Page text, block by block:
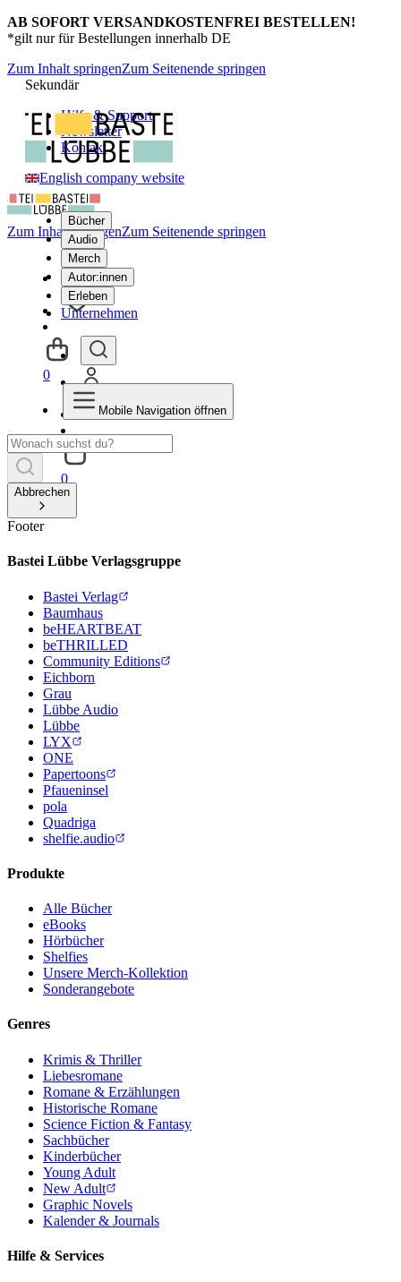
AB SOFORT VERSANDKOSTENFREI BESTELLEN!
*gilt nur für Bestellungen innerhalb DE
Zum Inhalt springenZum Seitenende springen
Sekundär
Hilfe & Support
Newsletter
Kontakt
English company website
Bücher
Audio
Merch
Autor:innen
Erleben
Unternehmen
0
Zum Inhalt springenZum Seitenende springen
0
Mobile Navigation öffnen
Abbrechen
Footer
Bastei Lübbe Verlagsgruppe
Bastei Verlag
Baumhaus
beHEARTBEAT
beTHRILLED
Community Editions
Eichborn
Grau
Lübbe Audio
Lübbe
LYX
ONE
Papertoons
Pfaueninsel
pola
Quadriga
shelfie.audio
Produkte
Alle Bücher
eBooks
Hörbücher
Shelfies
Unsere Merch-Kollektion
Sonderangebote
Genres
Krimis & Thriller
Liebesromane
Romane & Erzählungen
Historische Romane
Science Fiction & Fantasy
Sachbücher
Kinderbücher
Young Adult
New Adult
Graphic Novels
Kalender & Journals
Hilfe & Services